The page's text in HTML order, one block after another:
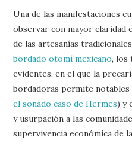
Una de las manifestaciones
observar con mayor claridad
de las artesanías
bordado otomí mexicano, los
evidentes, en el que la
bordadoras permite notables
el sonado caso de Hermes) y
y usurpación a las
supervivencia económica de